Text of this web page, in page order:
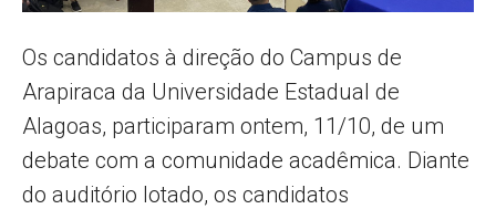
Os candidatos à direção do Campus de
Arapiraca da Universidade Estadual de
Alagoas, participaram ontem, 11/10, de um
debate com a comunidade acadêmica. Diante
do auditório lotado, os candidatos